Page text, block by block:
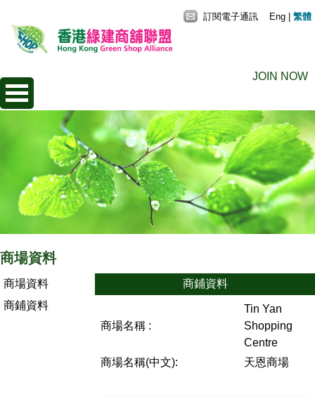
JOIN NOW
訂閱電子通訊 Eng 繁體
商場資料
商場資料
商鋪資料
商鋪資料
商場名稱 :
Tin Yan
Shopping
Centre
商場名稱(中文):
天恩商場